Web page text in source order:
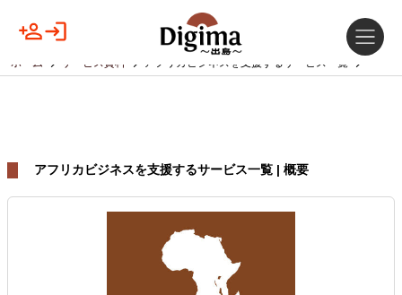
ホーム サービス資料 アフリカビジネスを支援するサービス一覧
アフリカビジネスを支援するサービス一覧 | 概要